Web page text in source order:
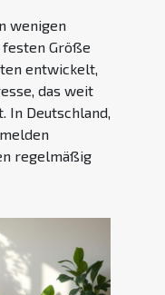
wenigen
festen Größe
entwickelt,
das weit
In Deutschland,
regelmäßig